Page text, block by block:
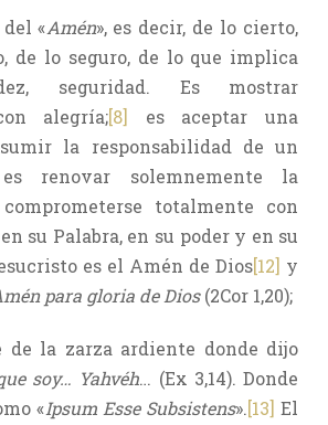
«Amén», es decir, de lo cierto,
de lo seguro, de lo que implica
seguridad. Es mostrar
alegría;[8]
es aceptar una
la responsabilidad de un
renovar solemnemente la
totalmente con
su Palabra, en su poder y en su
es el Amén de Dios[12] y
para gloria de Dios(2Cor 1,20);
de la zarza ardiente donde dijo
soy… Yahvéh… (Ex 3,14). Donde
«Ipsum Esse Subsistens».[13] El